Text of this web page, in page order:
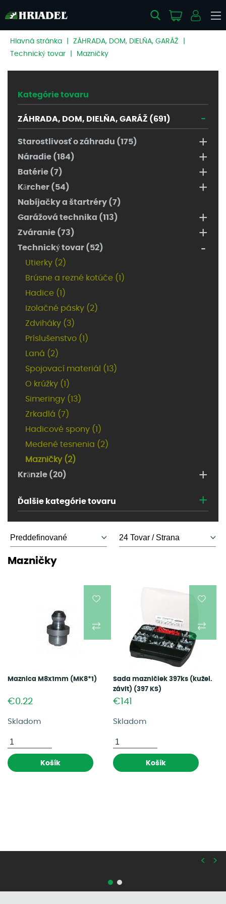
Hlavná stránka ZÁHRADA, DOM, DIELŇA, GARÁŽ
Technický tovar
Mazničky
Kategórie tovaru
ZÁHRADA, DOM, DIELŇA, GARÁŽ (691) -
Starostlivosť o záhradu (175) +
Náradie (184) +
Batérie (7) +
Kärcher (54) +
Nabíjačky a štartréry (7)
Garážová technika (113)
+
Zváranie (73) +
Technický tovar (52) -
Utierky (2)
Brúsne a rezné kotúče (1)
Hadice (1)
Izolačné pásky (2)
Zdviháky (3)
Príslušenstvo (1)
Laná (2)
Spojovací materiál (13)
O krúžky (1)
Simeringy (13)
Zrkadlá (7)
Hadicové spony (1)
Medené tesnenia (2)
Mazničky (2)
Kränzle (20)
+
Ďalšie kategórie tovaru +
Mazničky
Maznica M8x1mm (MK8*1)
€0.22
Skladom
Košík
Sada mazničiek 397ks (kužel.
závit) (397 KS)
€141
Skladom
Košík
>
<